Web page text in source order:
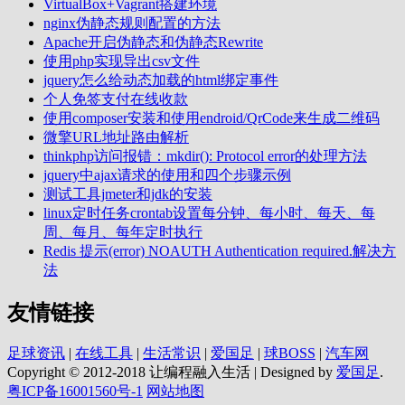
VirtualBox+Vagrant搭建环境
nginx伪静态规则配置的方法
Apache开启伪静态和伪静态Rewrite
使用php实现导出csv文件
jquery怎么给动态加载的html绑定事件
个人免签支付在线收款
使用composer安装和使用endroid/QrCode来生成二维码
微擎URL地址路由解析
thinkphp访问报错：mkdir(): Protocol error的处理方法
jquery中ajax请求的使用和四个步骤示例
测试工具jmeter和jdk的安装
linux定时任务crontab设置每分钟、每小时、每天、每
周、每月、每年定时执行
Redis 提示(error) NOAUTH Authentication required.解决方
法
友情链接
足球资讯 在线工具 生活常识 爱国足 球BOSS
汽车网
Copyright © 2012-2018 让编程融入生活 | Designed by 爱国足.
粤ICP备16001560号-1 网站地图